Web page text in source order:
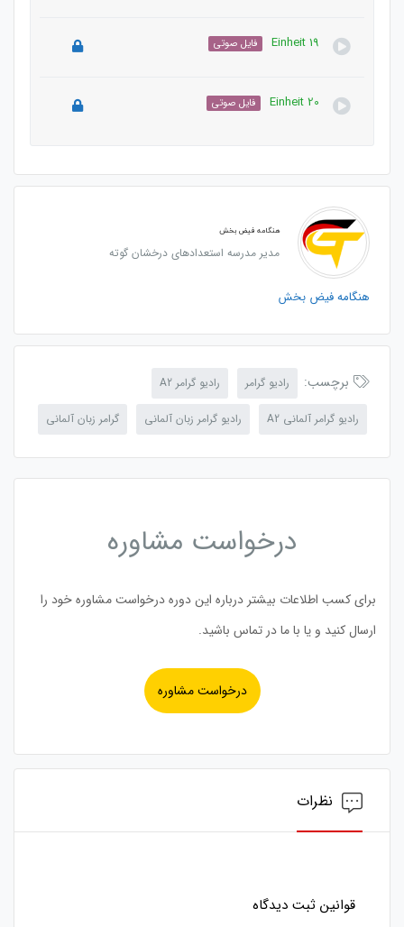
این بخش خصوصی می باشد. برای دسترسی کامل به دروس
Einheit 19 فایل صوتی
این بخش خصوصی می باشد. برای دسترسی کامل به دروس
Einheit 20 فایل صوتی
هنگامه فیض بخش
مدیر مدرسه استعدادهای درخشان گوته
هنگامه فیض بخش
برچسب: رادیو گرامر رادیو گرامر A2
رادیو گرامر آلمانی A2 رادیو گرامر زبان آلمانی گرامر زبان آلمانی
درخواست مشاوره
برای کسب اطلاعات بیشتر درباره این دوره درخواست مشاوره خود را
ارسال کنید و یا با ما در تماس باشید.
درخواست مشاوره
نظرات
قوانین ثبت دیدگاه